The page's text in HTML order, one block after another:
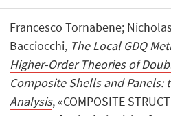
Francesco Tornabene;
Bacciocchi, The Local GDQ
Higher-Order Theories of
Composite Shells and Panels:
Analysis, «COMPOSITE